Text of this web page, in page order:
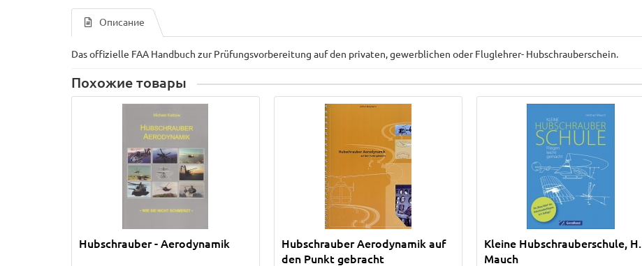
Описание
Das offizielle FAA Handbuch zur Prüfungsvorbereitung auf den privaten, gewerblichen oder Fluglehrer- Hubschrauberschein.
Похожие товары
Hubschrauber - Aerodynamik
Hubschrauber Aerodynamik auf
den Punkt gebracht
Kleine Hubschrauberschule, H.
Mauch